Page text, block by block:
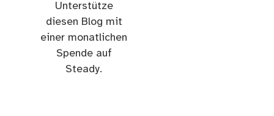
Unterstütze
diesen Blog mit
einer monatlichen
Spende auf
Steady.